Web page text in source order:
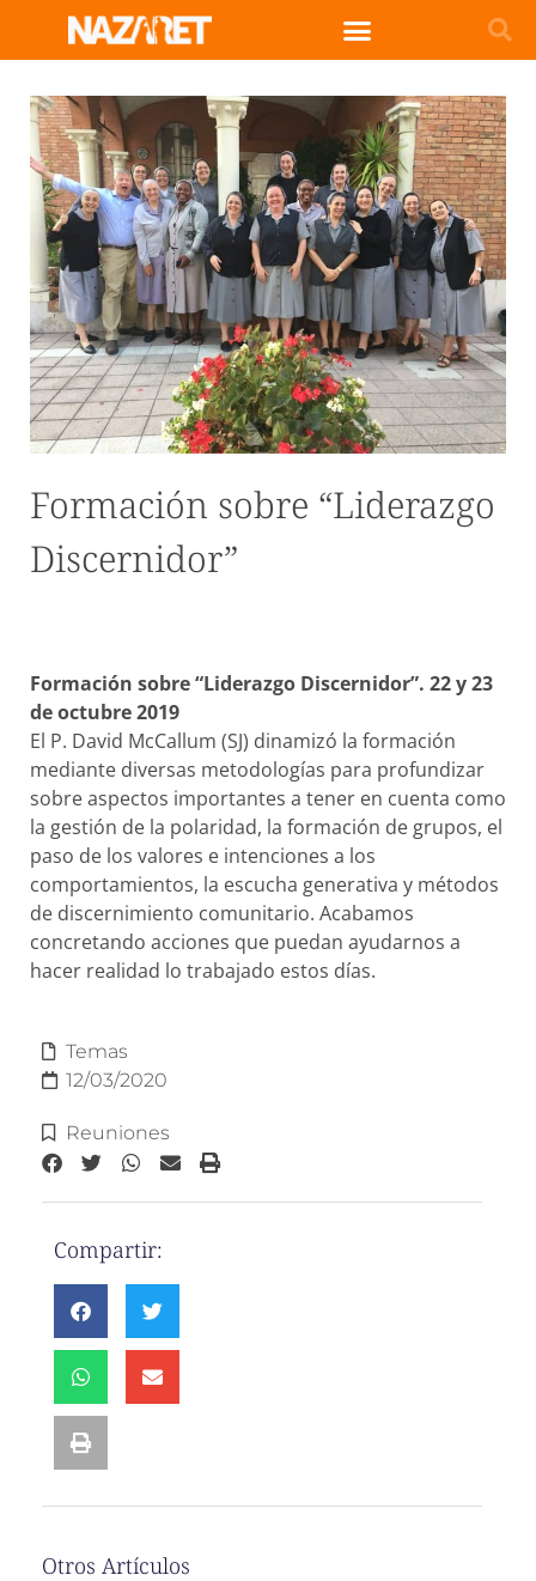
Formación sobre “Liderazgo
Discernidor”
Formación sobre “Liderazgo Discernidor”. 22 y 23
de octubre 2019
El P. David McCallum (SJ) dinamizó la formación
mediante diversas metodologías para profundizar
sobre aspectos importantes a tener en cuenta como
la gestión de la polaridad, la formación de grupos, el
paso de los valores e intenciones a los
comportamientos, la escucha generativa y métodos
de discernimiento comunitario. Acabamos
concretando acciones que puedan ayudarnos a
hacer realidad lo trabajado estos días.
Temas
12/03/2020
Reuniones
Compartir:
Otros Artículos